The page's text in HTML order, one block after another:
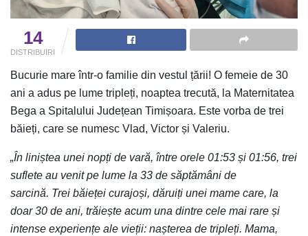
14
DISTRIBUIRI
Bucurie mare într-o familie din vestul țării! O femeie de 30
ani a adus pe lume tripleți, noaptea trecută, la Maternitatea
Bega a Spitalului Județean Timișoara. Este vorba de trei
băieți, care se numesc Vlad, Victor și Valeriu.
„În liniștea unei nopți de vară, între orele 01:53 și 01:56, trei
suflete au venit pe lume la 33 de săptămâni de
sarcină. Trei băieței curajoși, dăruiți unei mame care, la
doar 30 de ani, trăiește acum una dintre cele mai rare și
intense experiențe ale vieții: nașterea de tripleți. Mama,